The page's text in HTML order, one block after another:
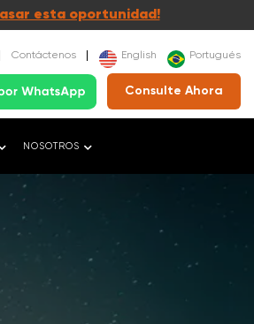
esta oportunidad!
Contáctenos English Portugués
Consulte Ahora
NOSOTROS